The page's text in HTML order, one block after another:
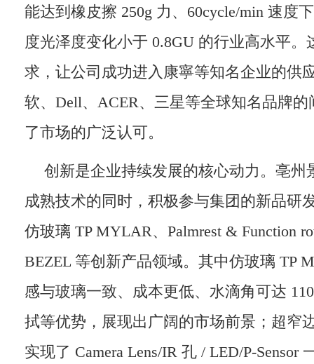
能达到橡皮擦 250g 力、60cycle/min 速度
度光泽度变化小于 0.8GU 的行业高水平。
求，让公司成功进入康寧等知名企业的供
软、Dell、ACER、三星等全球知名品牌
了市场的广泛认可。
创新是企业持续发展的核心动力。亳州
成熟技术的同时，积极参与集团的新品研
仿玻璃 TP MYLAR、Palmrest & Function
BEZEL 等创新产品领域。其中仿玻璃 TP
感与玻璃一致、成本更低、水滴角可达
拭等优势，展现出广阔的市场前景；超窄
实现了 Camera Lens/IR 孔 / LED/P-Sensor